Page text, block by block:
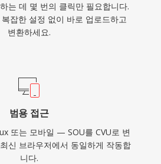
는 데 몇 번의 클릭만 필요합니다.
잡한 설정 없이 바로 업로드하고
변환하세요.
범용 접근
또는 모바일 — SOU를 CVU로 변
신 브라우저에서 동일하게 작동합
니다.